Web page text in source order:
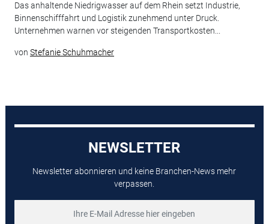
Das anhaltende Niedrigwasser auf dem Rhein setzt Industrie,
Binnenschifffahrt und Logistik zunehmend unter Druck.
Unternehmen warnen vor steigenden Transportkosten...
von Stefanie Schuhmacher
NEWSLETTER
Newsletter abonnieren und keine Branchen-News mehr
verpassen.